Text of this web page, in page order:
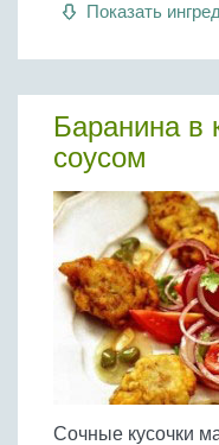
Показать
Баранина в
соусом
Сочные кусочки